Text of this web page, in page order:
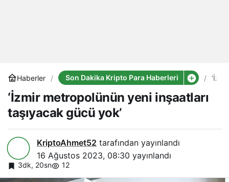
Haberler Son Dakika Kripto Para Haberleri
‘İzmir
yok’
‘İzmir metropolünün yeni inşaatları
taşıyacak gücü yok’
KriptoAhmet52 tarafından yayınlandı
16 Ağustos 2023, 08:30 yayınlandı
3dk, 20sn 12